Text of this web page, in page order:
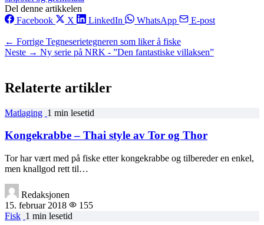
Del denne artikkelen
Facebook
X LinkedIn WhatsApp E-post
← Forrige Tegneserietegneren som liker å fiske
Neste → Ny serie på NRK - ”Den fantastiske villaksen”
Relaterte artikler
Matlaging 1 min lesetid
Kongekrabbe – Thai style av Tor og Thor
Tor har vært med på fiske etter kongekrabbe og tilbereder en enkel,
men knallgod rett til…
Redaksjonen
15. februar 2018
155
Fisk 1 min lesetid